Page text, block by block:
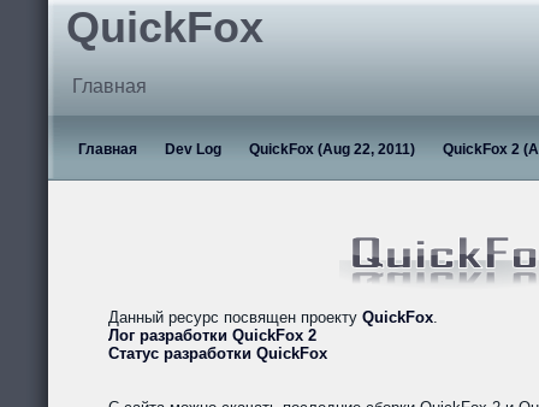
QuickFox
Главная
Главная Dev Log QuickFox (Aug 22, 2011) QuickFox 2
Данный ресурс посвящен проекту QuickFox.
Лог разработки QuickFox 2
Статус разработки QuickFox